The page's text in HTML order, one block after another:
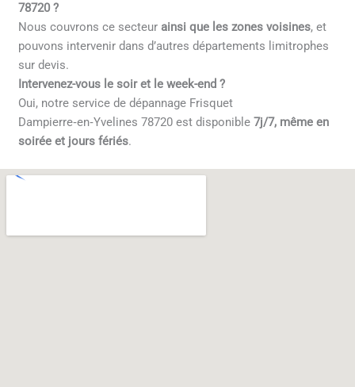
78720 ?
Nous couvrons ce secteur ainsi que les zones voisines, et
pouvons intervenir dans d’autres départements limitrophes
sur devis.
Intervenez-vous le soir et le week-end ?
Oui, notre service de dépannage Frisquet
Dampierre‑en‑Yvelines 78720 est disponible7j/7, même en
soirée et jours fériés.